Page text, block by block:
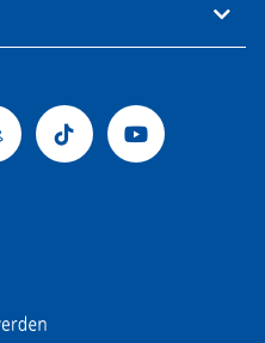
SnapchatTiktok Youtube